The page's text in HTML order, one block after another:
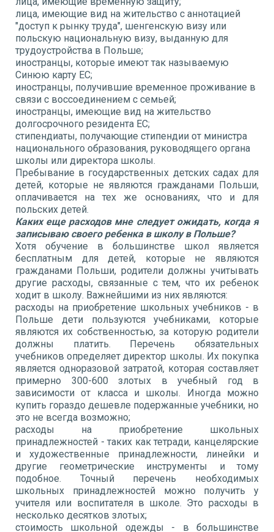
лица, имеющие вид на жительство с аннотацией
"доступ к рынку труда", шенгенскую визу или
польскую национальную визу, выданную для
трудоустройства в Польше;
иностранцы, которые имеют так называемую
Синюю карту ЕС;
иностранцы, получившие временное проживание в
связи с воссоединением с семьей;
иностранцы, имеющие вид на жительство
долгосрочного резидента ЕС;
стипендиаты, получающие стипендии от министра
национального образования, руководящего органа
школы или директора школы.
Пребывание в государственных детских садах для
детей, которые не являются гражданами Польши,
оплачивается на тех же основаниях, что и для
польских детей.
Каких еще расходов мне следует ожидать, когда я
записываю своего ребенка в школу в Польше?
Хотя обучение в большинстве школ является
бесплатным для детей, которые не являются
гражданами Польши, родители должны учитывать
другие расходы, связанные с тем, что их ребенок
ходит в школу. Важнейшими из них являются:
расходы на приобретение школьных учебников - в
Польше дети пользуются учебниками, которые
являются их собственностью, за которую родители
должны платить. Перечень обязательных
учебников определяет директор школы. Их покупка
является одноразовой затратой, которая составляет
примерно 300-600 злотых в учебный год в
зависимости от класса и школы. Иногда можно
купить гораздо дешевле подержанные учебники, но
это не всегда возможно;
расходы на приобретение школьных
принадлежностей - таких как тетради, канцелярские
и художественные принадлежности, линейки и
другие геометрические инструменты и тому
подобное. Точный перечень необходимых
школьных принадлежностей можно получить у
учителя или воспитателя в школе. Это расходы в
несколько десятков злотых;
стоимость школьной одежды - в большинстве